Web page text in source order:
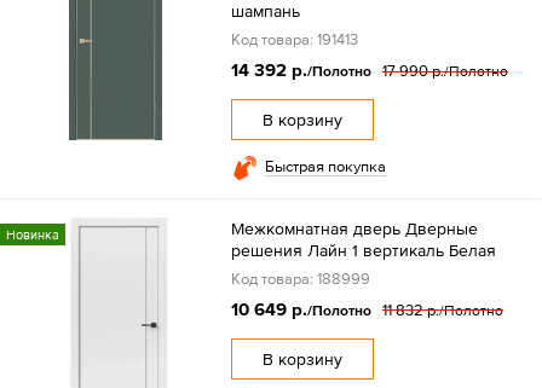
шампань
Код товара: 191413
14 392 р./Полотно 17 990 р./Полотно
В корзину
Быстрая покупка
Новинка
Межкомнатная дверь Дверные
решения Лайн 1 вертикаль Белая
Код товара: 188999
10 649 р./Полотно 11 832 р./Полотно
В корзину